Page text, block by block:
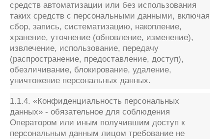
средств автоматизации или без использования
таких средств с персональными данными, включая
сбор, запись, систематизацию, накопление,
хранение, уточнение (обновление, изменение),
извлечение, использование, передачу
(распространение, предоставление, доступ),
обезличивание, блокирование, удаление,
уничтожение персональных данных.
1.1.4. «Конфиденциальность персональных
данных» - обязательное для соблюдения
Оператором или иным получившим доступ к
персональным данным лицом требование не